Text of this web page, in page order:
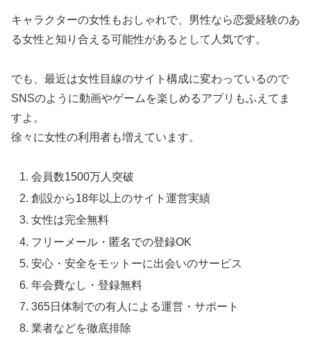
キャラクターの女性もおしゃれで、男性なら恋愛経験のあ
る女性と知り合える可能性があるとして人気です。
でも、最近は女性目線のサイト構成に変わっているので
SNSのように動画やゲームを楽しめるアプリもふえてま
すよ。
徐々に女性の利用者も増えています。
会員数1500万人突破
創設から18年以上のサイト運営実績
女性は完全無料
フリーメール・匿名での登録OK
安心・安全をモットーに出会いのサービス
年会費なし・登録無料
365日体制での有人による運営・サポート
業者などを徹底排除